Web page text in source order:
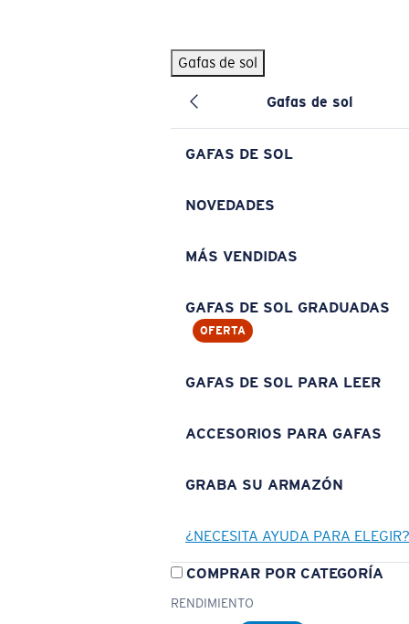
Gafas de sol
Gafas de sol
GAFAS DE SOL
NOVEDADES
MÁS VENDIDAS
GAFAS DE SOL GRADUADAS
OFERTA
GAFAS DE SOL PARA LEER
ACCESORIOS PARA GAFAS
GRABA SU ARMAZÓN
¿NECESITA AYUDA PARA ELEGIR?
COMPRAR POR CATEGORÍA
RENDIMIENTO
BÚSQUEDAS POPULARES
Pilothouse PRO Limited Edition Pack Exclusivo
Gafas de sol personalizadas
Los más vendidos de gafas de sol